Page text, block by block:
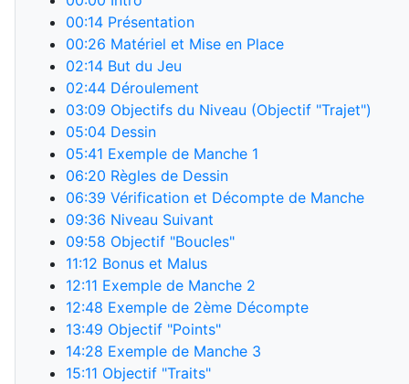
00:14 Présentation
00:26 Matériel et Mise en Place
02:14 But du Jeu
02:44 Déroulement
03:09 Objectifs du Niveau (Objectif "Trajet")
05:04 Dessin
05:41 Exemple de Manche 1
06:20 Règles de Dessin
06:39 Vérification et Décompte de Manche
09:36 Niveau Suivant
09:58 Objectif "Boucles"
11:12 Bonus et Malus
12:11 Exemple de Manche 2
12:48 Exemple de 2ème Décompte
13:49 Objectif "Points"
14:28 Exemple de Manche 3
15:11 Objectif "Traits"